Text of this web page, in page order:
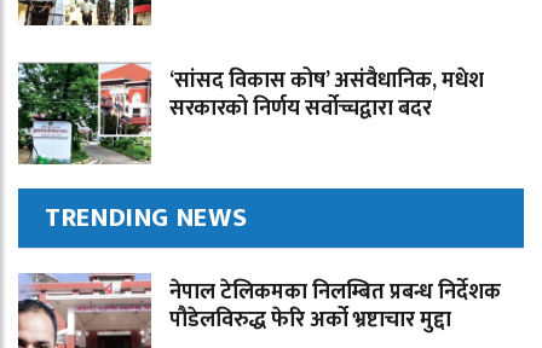
‘सांसद विकास कोष’ असंवैधानिक, मधेश
सरकारको निर्णय सर्वोच्चद्वारा बदर
TRENDING NEWS
नेपाल टेलिकमका निलम्बित प्रबन्ध निर्देशक
पौडेलविरुद्ध फेरि अर्को भ्रष्टाचार मुद्दा